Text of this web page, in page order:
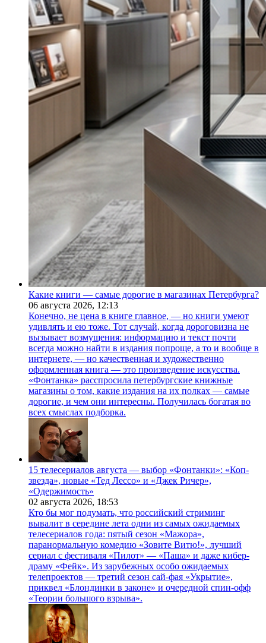
Какие книги — самые дорогие в магазинах Петербурга?
06 августа 2026, 12:13
Конечно, не цена в книге главное, — но книги умеют
удивлять и ею тоже. Тот случай, когда дороговизна не
вызывает возмущения: информацию и текст почти
всегда можно найти в издания попроще, а то и вообще в
интернете, — но качественная и художественно
оформленная книга — это произведение искусства.
«Фонтанка» расспросила петербургские книжные
магазины о том, какие издания на их полках — самые
дорогие, и чем они интересны. Получилась богатая во
всех смыслах подборка.
15 телесериалов августа — выбор «Фонтанки»: «Коп-
звезда», новые «Тед Лессо» и «Джек Ричер»,
«Одержимость»
02 августа 2026, 18:53
Кто бы мог подумать, что российский стриминг
вывалит в середине лета одни из самых ожидаемых
телесериалов года: пятый сезон «Мажора»,
паранормальную комедию «Зовите Витю!», лучший
сериал с фестиваля «Пилот» — «Паша» и даже кибер-
драму «Фейк». Из зарубежных особо ожидаемых
телепроектов — третий сезон сай-фая «Укрытие»,
приквел «Блондинки в законе» и очередной спин-офф
«Теории большого взрыва».